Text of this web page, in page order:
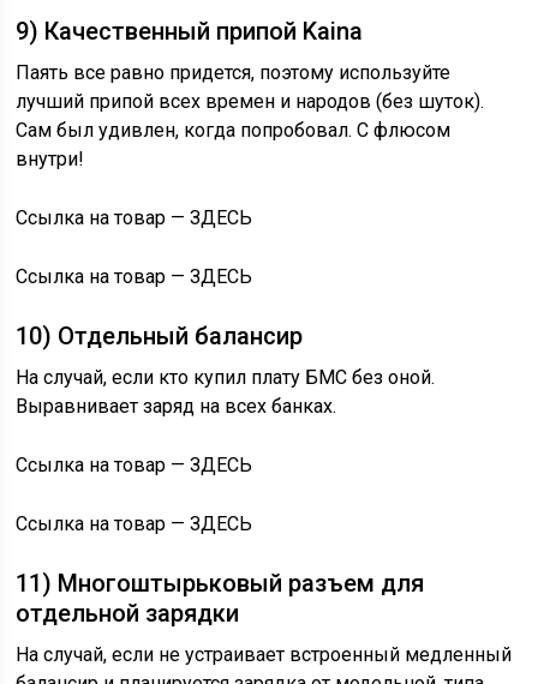
9) Качественный припой Kaina
Паять все равно придется, поэтому используйте
лучший припой всех времен и народов (без шуток).
Сам был удивлен, когда попробовал. С флюсом
внутри!
Ссылка на товар — ЗДЕСЬ
Ссылка на товар — ЗДЕСЬ
10) Отдельный балансир
На случай, если кто купил плату БМС без оной.
Выравнивает заряд на всех банках.
Ссылка на товар — ЗДЕСЬ
Ссылка на товар — ЗДЕСЬ
11) Многоштырьковый разъем для
отдельной зарядки
На случай, если не устраивает встроенный медленный